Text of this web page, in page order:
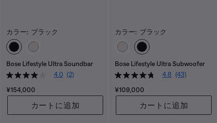
カラー: ブラック
カラーの選択
Bose Lifestyle Ultra Soundbar
4.0 (2)
価格:
¥154,000
カートに追加
カラー: ブラック
カラーの選択
Bose Lifestyle Ultra Subwoofer
4.8 (43)
価格:
¥109,000
カートに追加